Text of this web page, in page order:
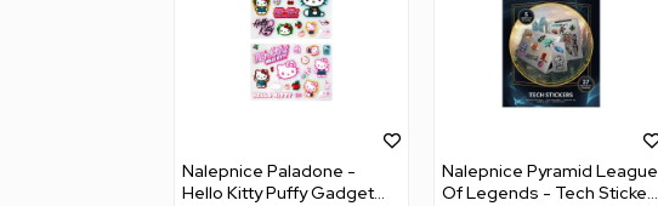
Nalepnice Paladone -
Hello Kitty Puffy Gadget
Nalepnice Pyramid League
Of Legends - Tech Sticker